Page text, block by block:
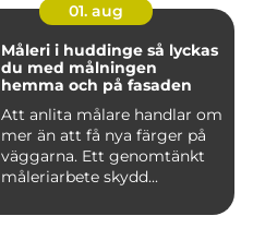
01. aug
Måleri i huddinge så lyckas
du med målningen
hemma och på fasaden
Att anlita målare handlar om
mer än att få nya färger på
väggarna. Ett genomtänkt
måleriarbete skydd...